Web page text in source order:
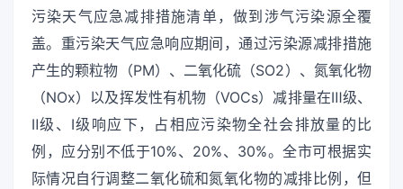
污染天气应急减排措施清单，做到涉气污染源全覆
盖。重污染天气应急响应期间，通过污染源减排措施
产生的颗粒物（PM）、二氧化硫（SO2）、氮氧化物
（NOx）以及挥发性有机物（VOCs）减排量在Ⅲ级、
Ⅱ级、Ⅰ级响应下，占相应污染物全社会排放量的比
例，应分别不低于10%、20%、30%。全市可根据实
际情况自行调整二氧化硫和氮氧化物的减排比例，但